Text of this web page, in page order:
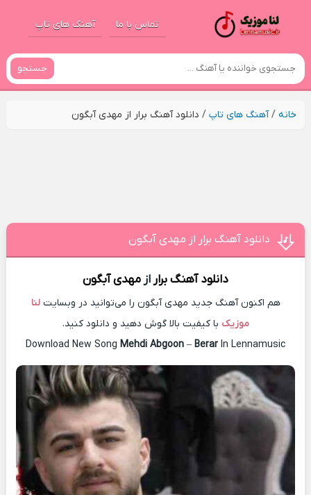
تماس با ما آهنگ های تاپ
جستجو
خانه/آهنگ های تاپ/ دانلود آهنگ برار از مهدی آبگون
دانلود آهنگ برار از مهدی آبگون
دانلود آهنگبرارازمهدی آبگون
هم اکنون آهنگ جدید مهدی آبگون را می‌توانید در وبسایتلنا
موزیک با کیفیت بالا گوش دهید و دانلود کنید.
Download New Song Mehdi Abgoon – Berar In Lennamusic